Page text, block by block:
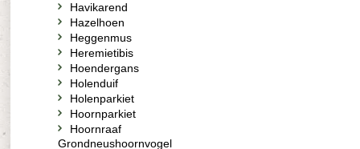
Havikarend
Hazelhoen
Heggenmus
Heremietibis
Hoendergans
Holenduif
Holenparkiet
Hoornparkiet
Hoornraaf
Grondneushoornvogel